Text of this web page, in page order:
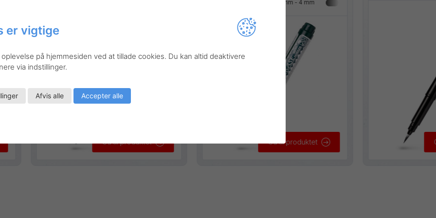
Gå til produktet
2 mm - 4 mm
Gå til produktet
er vigtige
på hjemmesiden ved at tillade cookies. Du kan altid deaktivere
via indstillinger.
Afvis alle Accepter alle